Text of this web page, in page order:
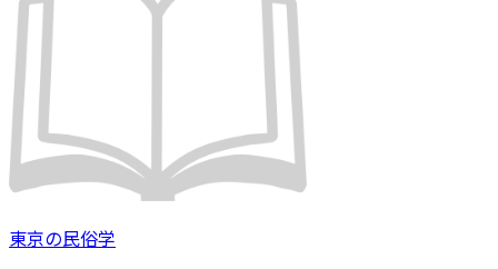
東京の民俗学